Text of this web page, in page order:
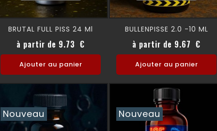
BRUTAL FULL PISS 24 Ml
à partir de 9.73 €
Ajouter au panier
BULLENPISSE 2.0 -10 ML
à partir de 9.67 €
Ajouter au panier
Nouveau Nouveau